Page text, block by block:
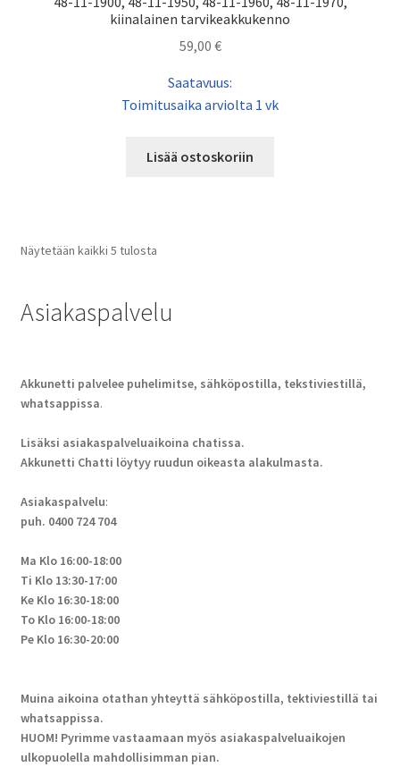
kiinalainen tarvikeakkukenno
59,00 €
Saatavuus:
Toimitusaika arviolta 1 vk
Lisää ostoskoriin
Näytetään kaikki 5 tulosta
Asiakaspalvelu
Akkunetti palvelee puhelimitse, sähköpostilla, tekstiviestillä,
whatsappissa.
Lisäksi asiakaspalveluaikoina chatissa.
Akkunetti Chatti löytyy ruudun oikeasta alakulmasta.
Asiakaspalvelu:
puh. 0400 724 704
Ma Klo 16:00-18:00
Ti Klo 13:30-17:00
Ke Klo 16:30-18:00
To Klo 16:00-18:00
Pe Klo 16:30-20:00
Muina aikoina otathan yhteyttä sähköpostilla, tektiviestillä tai
whatsappissa.
HUOM! Pyrimme vastaamaan myös asiakaspalveluaikojen
ulkopuolella mahdollisimman pian.